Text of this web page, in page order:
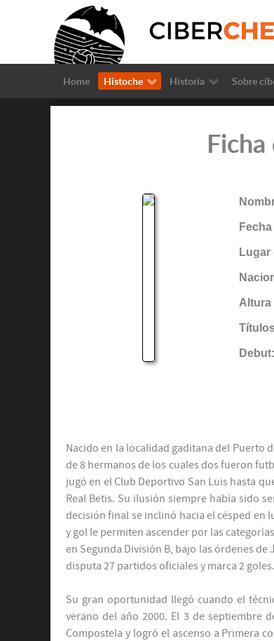
Home Histoche Historia Sobre
Ficha
Lugar
Altura
Debut:
Nacido en la localidad gaditana del Puerto
de 8 hermanos de los cuales dos fueron
jugó en el Club Deportivo San Luis hasta
Real Betis. Su ilusión siempre había sido
decisión final se inclinó hacia el césped en
y gol le permiten ascender por las
en Segunda División B, bajo las órdenes
disputa 27 partidos oficiales y marca 2 goles.
Su gran oportunidad llegó cuando el
verano del año 2000. El 3 de septiembre
Compostela y logró el ascenso a Primera